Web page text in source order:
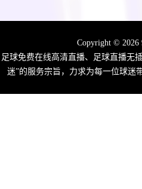
Copyright ©
球免费在线高清直播、足球直播
迷”的服务宗旨，力求为每一位球迷